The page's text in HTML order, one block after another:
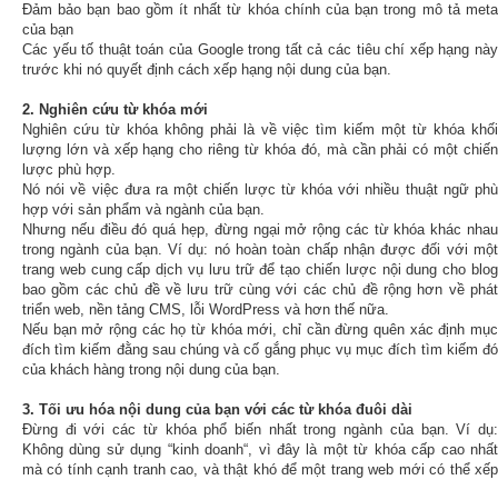
Đảm bảo bạn bao gồm ít nhất từ khóa chính của bạn trong mô tả meta
của bạn
Các yếu tố thuật toán của Google trong tất cả các tiêu chí xếp hạng này
trước khi nó quyết định cách xếp hạng nội dung của bạn.
2. Nghiên cứu từ khóa mới
Nghiên cứu từ khóa không phải là về việc tìm kiếm một từ khóa khối
lượng lớn và xếp hạng cho riêng từ khóa đó, mà cần phải có một chiến
lược phù hợp.
Nó nói về việc đưa ra một chiến lược từ khóa với nhiều thuật ngữ phù
hợp với sản phẩm và ngành của bạn.
Nhưng nếu điều đó quá hẹp, đừng ngại mở rộng các từ khóa khác nhau
trong ngành của bạn. Ví dụ: nó hoàn toàn chấp nhận được đối với một
trang web cung cấp dịch vụ lưu trữ để tạo chiến lược nội dung cho blog
bao gồm các chủ đề về lưu trữ cùng với các chủ đề rộng hơn về phát
triển web, nền tảng CMS, lỗi WordPress và hơn thế nữa.
Nếu bạn mở rộng các họ từ khóa mới, chỉ cần đừng quên xác định mục
đích tìm kiếm đằng sau chúng và cố gắng phục vụ mục đích tìm kiếm đó
của khách hàng trong nội dung của bạn.
3. Tối ưu hóa nội dung của bạn với các từ khóa đuôi dài
Đừng đi với các từ khóa phổ biến nhất trong ngành của bạn. Ví dụ:
Không dùng sử dụng “kinh doanh“, vì đây là một từ khóa cấp cao nhất
mà có tính cạnh tranh cao, và thật khó để một trang web mới có thể xếp